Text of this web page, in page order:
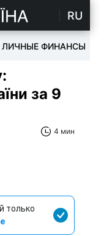
RU
ЛИЧНЫЕ ФИНАНСЫ
за 9
4 мин
только